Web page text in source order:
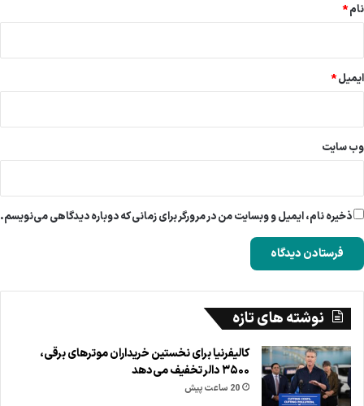
نام*
ایمیل*
وب‌ سایت
ذخیره نام، ایمیل و وبسایت من در مرورگر برای زمانی که دوباره دیدگاهی می‌نویسم.
نوشته های تازه
کالیفرنیا برای نخستین خریداران موترهای برقی،
۳۵۰۰ دالر تخفیف می‌دهد
20 ساعت پیش